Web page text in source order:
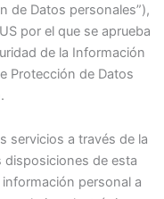
de Datos personales”),
por el que se aprueba
de la Información
Protección de Datos
servicios a través de la
disposiciones de esta
personal a